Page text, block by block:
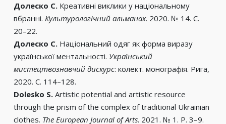
Долеско С. Креативні виклики у національному
вбранні. Культурологічний альманах. 2020. № 14. С.
20–22.
Долеско С. Національний одяг як форма виразу
української ментальності. Український
мистецтвознавчий дискурс: колект. монографія. Рига,
2020. С. 114–128.
Dolesko S. Artistic potential and artistic resource
through the prism of the complex of traditional Ukrainian
clothes. The European Journal of Arts. 2021. № 1. P. 3–9.